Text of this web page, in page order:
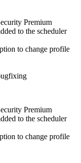
Premium
to the scheduler
to change profile
Premium
to the scheduler
to change profile